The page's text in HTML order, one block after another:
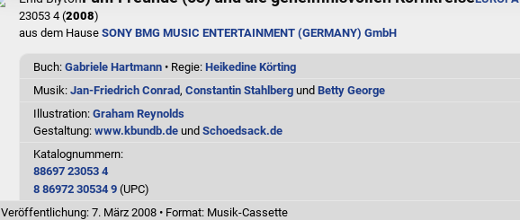
23053 4 (2008)
aus dem Hause SONY BMG MUSIC ENTERTAINMENT (GERMANY) GmbH
Buch: Gabriele Hartmann • Regie: Heikedine Körting
Musik: Jan-Friedrich Conrad , Constantin Stahlberg und Betty George
Illustration: Graham Reynolds
Gestaltung: www.kbundb.de und Schoedsack.de
Katalognummern:
88697 23053 4
8 86972 30534 9 (UPC)
Veröffentlichung: 7. März 2008 • Format: Musik-Cassette